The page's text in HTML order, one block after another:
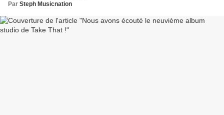
Par Steph Musicnation